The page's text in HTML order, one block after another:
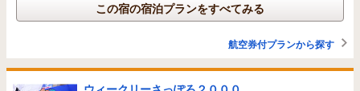
この宿の宿泊プランをすべてみる
航空券付プランから探す